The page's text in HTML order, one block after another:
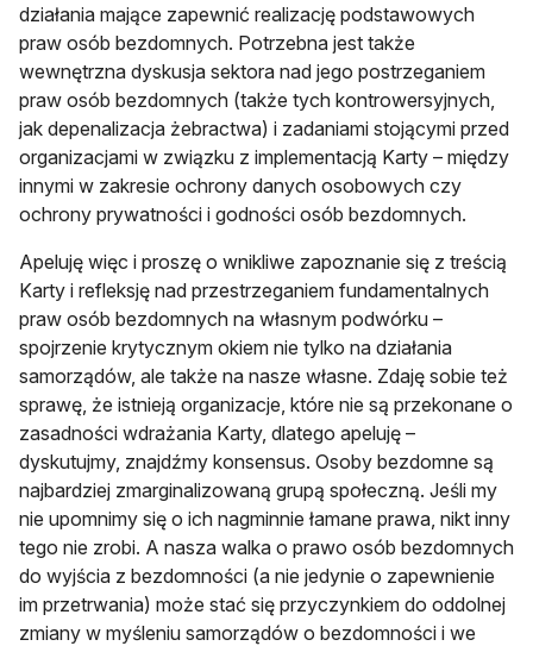
działania mające zapewnić realizację podstawowych
praw osób bezdomnych. Potrzebna jest także
wewnętrzna dyskusja sektora nad jego postrzeganiem
praw osób bezdomnych (także tych kontrowersyjnych,
jak depenalizacja żebractwa) i zadaniami stojącymi przed
organizacjami w związku z implementacją Karty – między
innymi w zakresie ochrony danych osobowych czy
ochrony prywatności i godności osób bezdomnych.
Apeluję więc i proszę o wnikliwe zapoznanie się z treścią
Karty i refleksję nad przestrzeganiem fundamentalnych
praw osób bezdomnych na własnym podwórku –
spojrzenie krytycznym okiem nie tylko na działania
samorządów, ale także na nasze własne. Zdaję sobie też
sprawę, że istnieją organizacje, które nie są przekonane o
zasadności wdrażania Karty, dlatego apeluję –
dyskutujmy, znajdźmy konsensus. Osoby bezdomne są
najbardziej zmarginalizowaną grupą społeczną. Jeśli my
nie upomnimy się o ich nagminnie łamane prawa, nikt inny
tego nie zrobi. A nasza walka o prawo osób bezdomnych
do wyjścia z bezdomności (a nie jedynie o zapewnienie
im przetrwania) może stać się przyczynkiem do oddolnej
zmiany w myśleniu samorządów o bezdomności i we